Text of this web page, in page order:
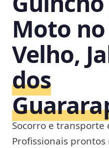
Moto
Velho,
dos
Socorro e transporte
Profissionais